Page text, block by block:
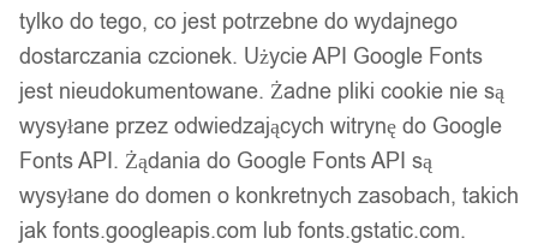
tylko do tego, co jest potrzebne do wydajnego
dostarczania czcionek. Użycie API Google Fonts
jest nieudokumentowane. Żadne pliki cookie nie są
wysyłane przez odwiedzających witrynę do Google
Fonts API. Żądania do Google Fonts API są
wysyłane do domen o konkretnych zasobach, takich
jak fonts.googleapis.com lub fonts.gstatic.com.